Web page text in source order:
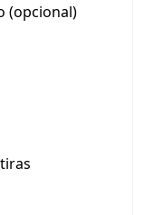
(opcional)